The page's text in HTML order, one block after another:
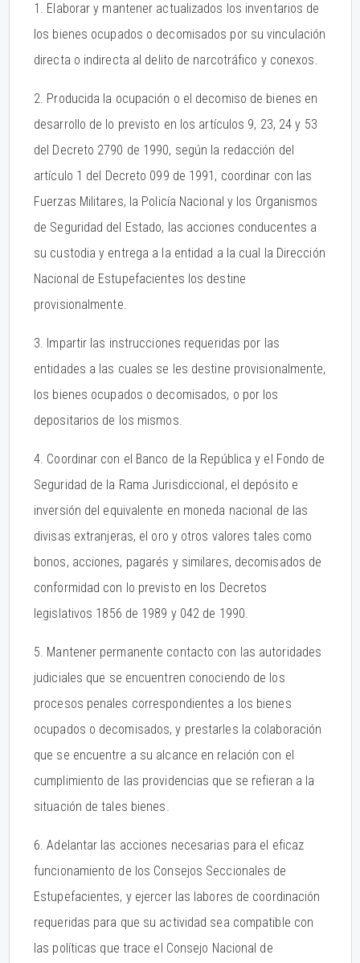
1. Elaborar y mantener actualizados los inventarios de
los bienes ocupados o decomisados por su vinculación
directa o indirecta al delito de narcotráfico y conexos.
2. Producida la ocupación o el decomiso de bienes en
desarrollo de lo previsto en los artículos 9, 23, 24 y 53
del Decreto 2790 de 1990, según la redacción del
artículo 1 del Decreto 099 de 1991, coordinar con las
Fuerzas Militares, la Policía Nacional y los Organismos
de Seguridad del Estado, las acciones conducentes a
su custodia y entrega a la entidad a la cual la Dirección
Nacional de Estupefacientes los destine
provisionalmente.
3. Impartir las instrucciones requeridas por las
entidades a las cuales se les destine provisionalmente,
los bienes ocupados o decomisados, o por los
depositarios de los mismos.
4. Coordinar con el Banco de la República y el Fondo de
Seguridad de la Rama Jurisdiccional, el depósito e
inversión del equivalente en moneda nacional de las
divisas extranjeras, el oro y otros valores tales como
bonos, acciones, pagarés y similares, decomisados de
conformidad con lo previsto en los Decretos
legislativos 1856 de 1989 y 042 de 1990.
5. Mantener permanente contacto con las autoridades
judiciales que se encuentren conociendo de los
procesos penales correspondientes a los bienes
ocupados o decomisados, y prestarles la colaboración
que se encuentre a su alcance en relación con el
cumplimiento de las providencias que se refieran a la
situación de tales bienes.
6. Adelantar las acciones necesarias para el eficaz
funcionamiento de los Consejos Seccionales de
Estupefacientes, y ejercer las labores de coordinación
requeridas para que su actividad sea compatible con
las políticas que trace el Consejo Nacional de